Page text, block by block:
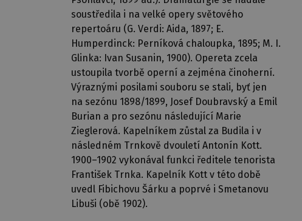
soustředila i na velké opery světového
repertoáru (G. Verdi: Aida, 1897; E.
Humperdinck: Perníková chaloupka, 1895; M. I.
Glinka: Ivan Susanin, 1900). Opereta zcela
ustoupila tvorbě operní a zejména činoherní.
Výraznými posilami souboru se stali, byť jen
na sezónu 1898/1899, Josef Doubravský a Emil
Burian a pro sezónu následující Marie
Zieglerová. Kapelníkem zůstal za Budila i v
následném Trnkově dvouletí Antonín Kott.
1900–1902 vykonával funkci ředitele tenorista
František Trnka. Kapelník Kott v této době
uvedl Fibichovu Šárku a poprvé i Smetanovu
Libuši (obě 1902).